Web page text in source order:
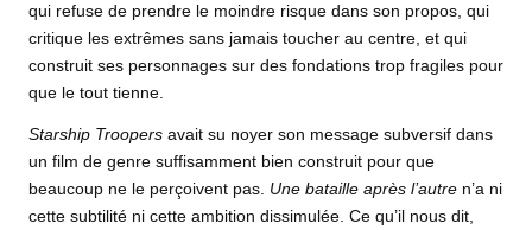
qui refuse de prendre le moindre risque dans son propos, qui
critique les extrêmes sans jamais toucher au centre, et qui
construit ses personnages sur des fondations trop fragiles pour
que le tout tienne.
Starship Troopers avait su noyer son message subversif dans
un film de genre suffisamment bien construit pour que
beaucoup ne le perçoivent pas. Une bataille après l’autre n’a ni
cette subtilité ni cette ambition dissimulée. Ce qu’il nous dit,